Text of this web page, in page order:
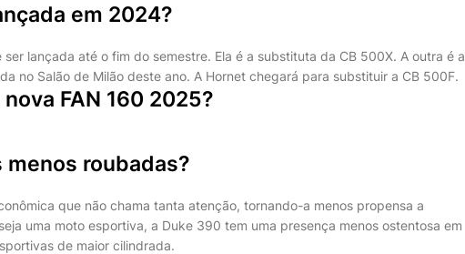
em 2024?
lançada até o fim do semestre. Ela é a substituta da CB 500X. A outra é a
no Salão de Milão deste ano. A Hornet chegará para substituir a CB 500F.
FAN 160 2025?
menos roubadas?
que não chama tanta atenção, tornando-a menos propensa a
uma moto esportiva, a Duke 390 tem uma presença menos ostentosa em
de maior cilindrada.